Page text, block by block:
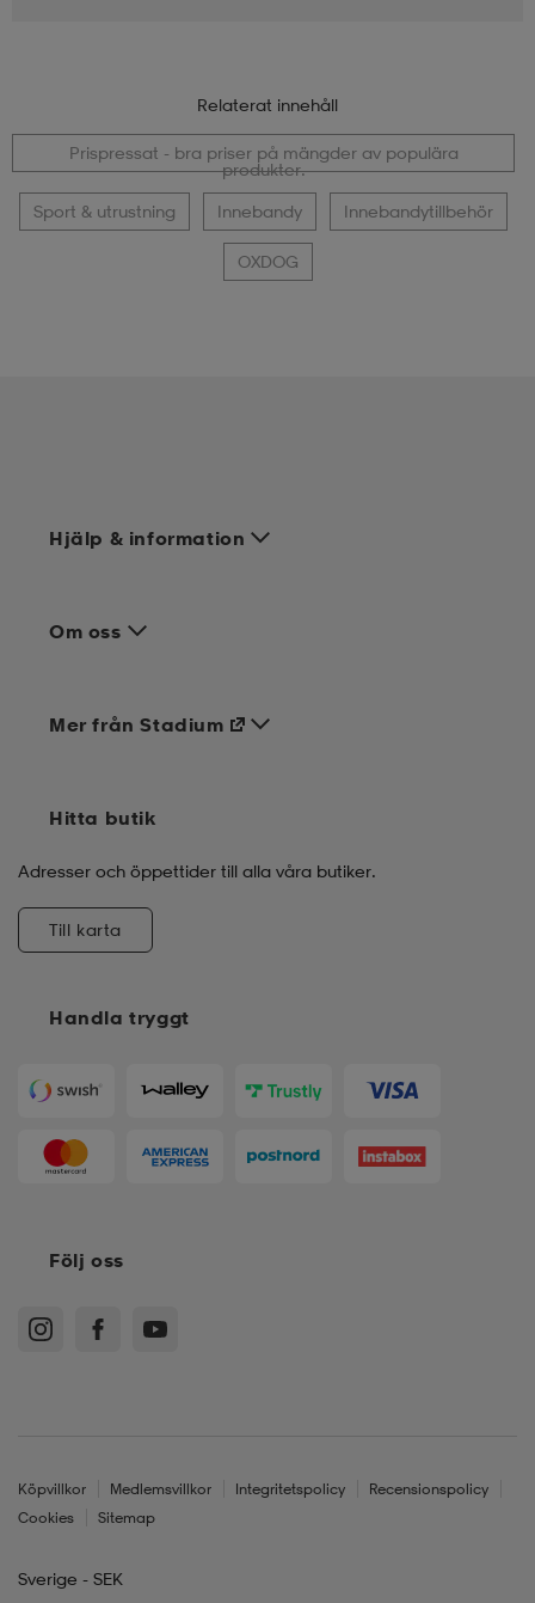
Relaterat innehåll
Prispressat - bra priser på mängder av populära
produkter.
Sport & utrustning Innebandy Innebandytillbehör
OXDOG
Hjälp & information
Om oss
Handla tryggt
Mer från Stadium
Hitta butik
Adresser och öppettider till alla våra butiker.
Till karta
Följ oss
Köpvillkor Medlemsvillkor Integritetspolicy
Recensionspolicy
Cookies
Sitemap
Sverige - SEK